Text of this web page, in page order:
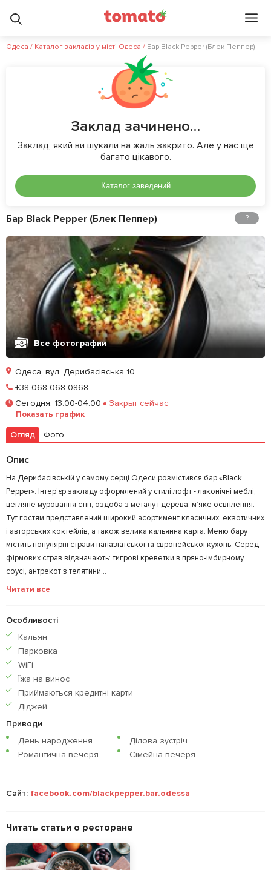
Одеса / Каталог закладів у місті Одеса / Бар Black Pepper (Блек Пеппер)
Заклад зачинено…
Заклад, який ви шукали на жаль закрито. Але у нас ще
багато цікавого.
Каталог заведений
Бар Black Pepper (Блек Пеппер) ?
Все фотографии
Залишити відгук
Одеса, вул. Дерибасівська 10
+38 068 068 0868
Сегодня: 13:00-04:00 Закрыт сейчас
Показать график
Огляд Фото
Опис
На Дерибасівській у самому серці Одеси розмістився бар «Black
Pepper». Інтер'єр закладу оформлений у стилі лофт - лаконічні меблі,
цегляне муровання стін, оздоба з металу і дерева, м’яке освітлення.
Тут гостям представлений широкий асортимент класичних, екзотичних
і авторських коктейлів, а також велика кальянна карта. Меню бару
містить популярні страви паназіатської та європейської кухонь. Серед
фірмових страв відзначають: тигрові креветки в пряно-імбирному
соусі, антрекот з телятини...
Читати все
Особливості
Кальян
Парковка
WiFi
Їжа на винос
Приймаються кредитнi карти
Діджей
Приводи
День народження
Ділова зустріч
Романтична вечеря
Сімейна вечеря
Сайт: facebook.com/blackpepper.bar.odessa
Читать статьи о ресторане